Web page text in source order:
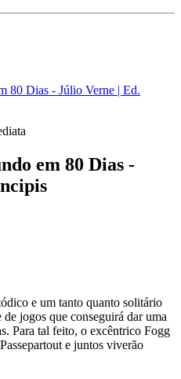
80 Dias - Júlio Verne | Ed.
em 80 Dias -
e um tanto quanto solitário
jogos que conseguirá dar uma
Para tal feito, o excêntrico Fogg
e juntos viverão